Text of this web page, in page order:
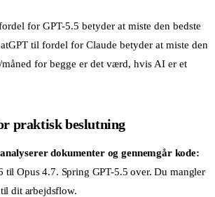
for GPT-5.5 betyder at miste den bedste
til fordel for Claude betyder at miste den
måned for begge er det værd, hvis AI er et
praktisk beslutning
dokumenter og gennemgår kode:
til Opus 4.7. Spring GPT-5.5 over. Du mangler
dit arbejdsflow.